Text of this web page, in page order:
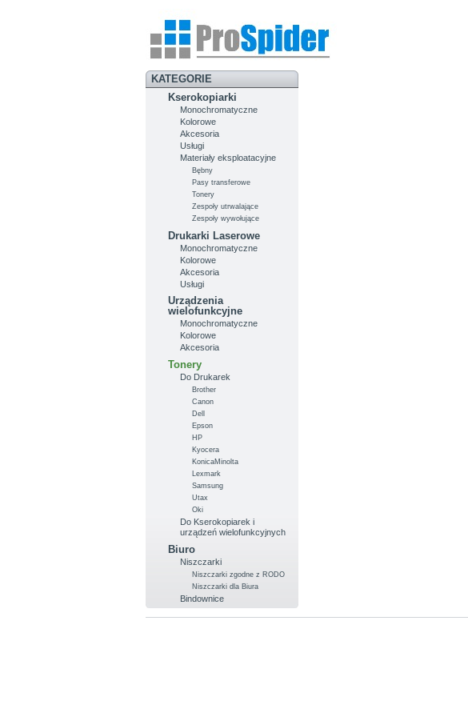
KATEGORIE
Kserokopiarki
Monochromatyczne
Kolorowe
Akcesoria
Usługi
Materiały eksploatacyjne
Bębny
Pasy transferowe
Tonery
Zespoły utrwalające
Zespoły wywołujące
Drukarki Laserowe
Monochromatyczne
Kolorowe
Akcesoria
Usługi
Urządzenia
wielofunkcyjne
Monochromatyczne
Kolorowe
Akcesoria
Tonery
Do Drukarek
Brother
Canon
Dell
Epson
HP
Kyocera
KonicaMinolta
Lexmark
Samsung
Utax
Oki
Do Kserokopiarek i
urządzeń wielofunkcyjnych
Biuro
Niszczarki
Niszczarki zgodne z RODO
Niszczarki dla Biura
Bindownice